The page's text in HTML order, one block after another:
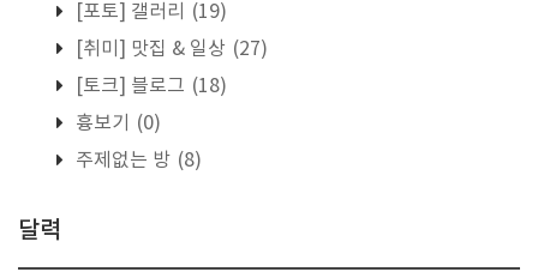
[포토] 갤러리
(19)
[취미] 맛집 & 일상 (27)
[토크] 블로그 (18)
흉보기
(0)
주제없는 방 (8)
달력